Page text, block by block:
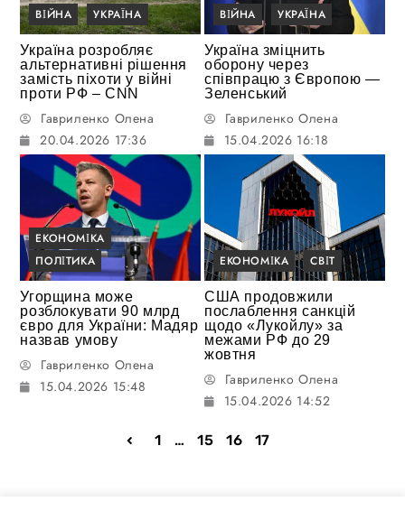
ВІЙНА УКРАЇНА
Україна розробляє
альтернативні рішення
замість піхоти у війні
проти РФ – CNN
Гавриленко Олена
20.04.2026 17:36
ВІЙНА УКРАЇНА
Україна зміцнить
оборону через
співпрацю з Європою —
Зеленський
Гавриленко Олена
15.04.2026 16:18
ЕКОНОМІКА
ПОЛІТИКА
Угорщина може
розблокувати 90 млрд
євро для України: Мадяр
назвав умову
Гавриленко Олена
15.04.2026 15:48
ЕКОНОМІКА СВІТ
США продовжили
послаблення санкцій
щодо «Лукойлу» за
межами РФ до 29
жовтня
Гавриленко Олена
15.04.2026 14:52
1 … 15 16 17